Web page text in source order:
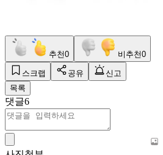
추천0 비추천0
스크랩 공유
신고
목록
댓글6